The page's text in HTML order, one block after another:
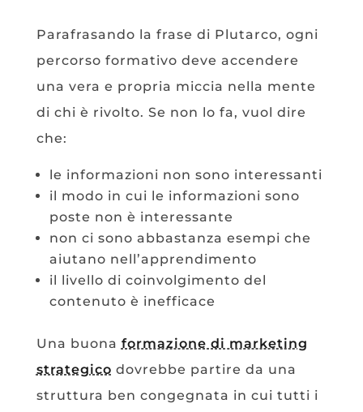
Parafrasando la frase di Plutarco, ogni
percorso formativo deve accendere
una vera e propria miccia nella mente
di chi è rivolto. Se non lo fa, vuol dire
che:
le informazioni non sono interessanti
il modo in cui le informazioni sono
poste non è interessante
non ci sono abbastanza esempi che
aiutano nell’apprendimento
il livello di coinvolgimento del
contenuto è inefficace
Una buona formazione di marketing
strategico dovrebbe partire da una
struttura ben congegnata in cui tutti i